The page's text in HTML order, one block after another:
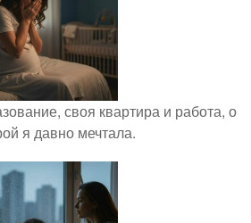
своя квартира и работа, о
я давно мечтала.